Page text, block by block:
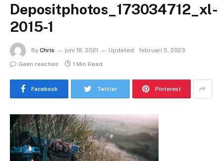
Depositphotos_173034712_xl-
2015-1
By Chris juni 18, 2021 Updated: februari 5, 2023
Geen reacties
1 Min Read
Facebook Twitter Pinterest